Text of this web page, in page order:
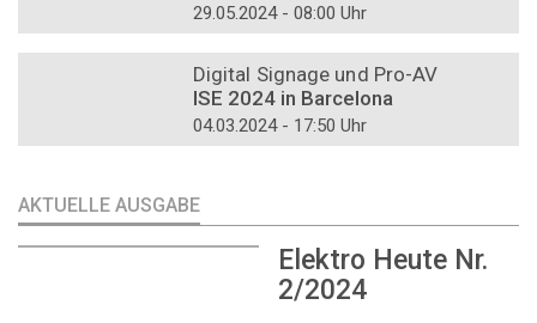
29.05.2024 - 08:00 Uhr
Digital Signage und Pro-AV
ISE 2024 in Barcelona
04.03.2024 - 17:50 Uhr
AKTUELLE AUSGABE
Elektro Heute Nr.
2/2024